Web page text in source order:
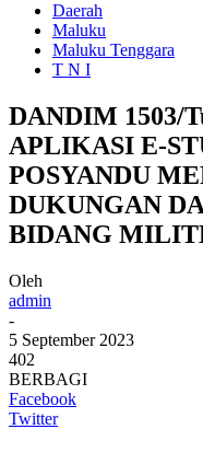
Daerah
Maluku
Maluku Tenggara
T N I
DANDIM 1503/
APLIKASI E-
POSYANDU
DUKUNGAN
BIDANG
Oleh
admin
-
5 September 2023
402
BERBAGI
Facebook
Twitter